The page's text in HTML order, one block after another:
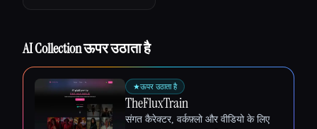
AI Collection ऊपर उठाता है
★ऊपर उठाता है
TheFluxTrain
संगत कैरेक्टर, वर्कफ़्लो और वीडियो के लिए